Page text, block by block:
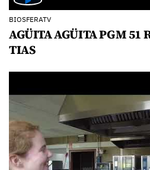
BIOSFERATV
AGÜITA AGÜITA PGM 51
TIAS